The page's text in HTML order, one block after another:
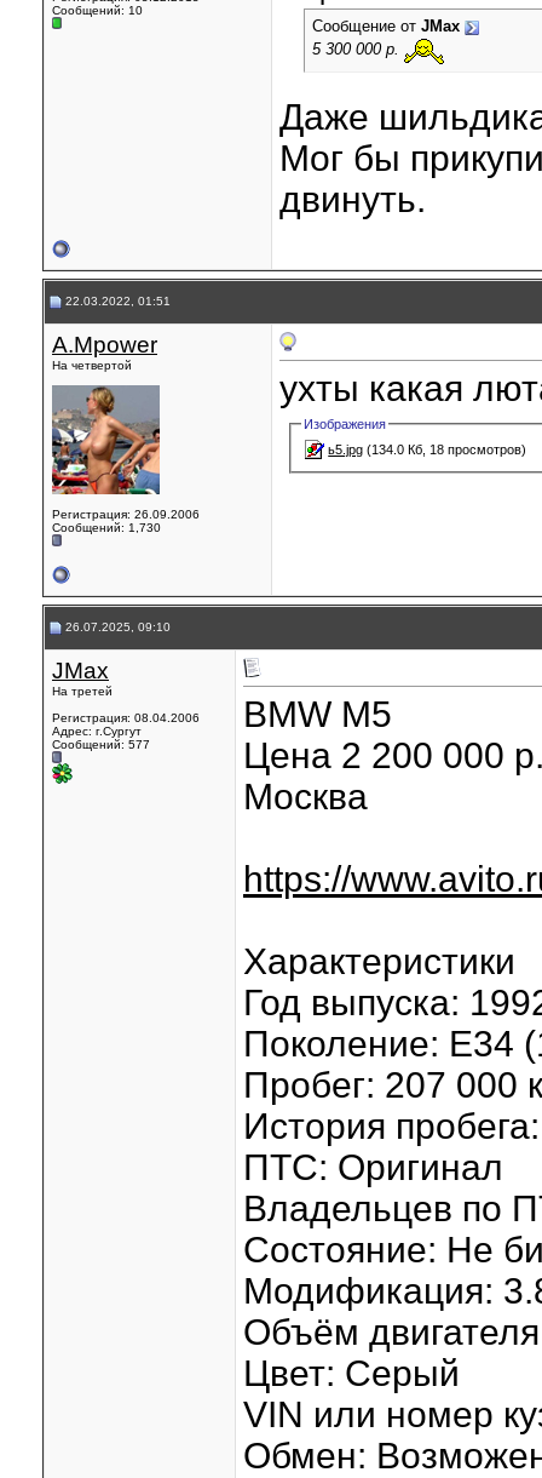
Сообщений: 10
Сообщение от JMax
5 300 000 р.
Даже
Мог бы
двинуть.
22.03.2022, 01:51
A.Mpower
На четвертой
Регистрация: 26.09.2006
Сообщений: 1,730
ухты какая
Изображения
ь5.jpg (134.0 Кб, 18 просмотров)
26.07.2025, 09:10
JMax
На третей
Регистрация: 08.04.2006
Адрес: г.Сургут
Сообщений: 577
BMW M5
Цена 2 200 000
Москва
https://
Характеристики
Год выпуска:
Поколение: E34
Пробег: 207 000
История
ПТС: Оригинал
Владельцев по
Состояние: Не
Модификация:
Объём
Цвет: Серый
VIN или номер
Обмен: